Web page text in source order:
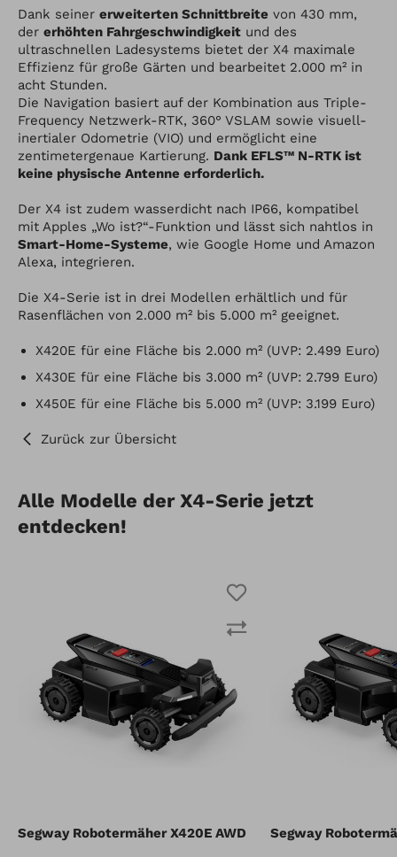
Dank seiner erweiterten Schnittbreite von 430 mm,
der erhöhten Fahrgeschwindigkeit und des
ultraschnellen Ladesystems bietet der X4 maximale
Effizienz für große Gärten und bearbeitet 2.000 m² in
acht Stunden.
Die Navigation basiert auf der Kombination aus Triple-
Frequency Netzwerk-RTK, 360° VSLAM sowie visuell-
inertialer Odometrie (VIO) und ermöglicht eine
zentimetergenaue Kartierung. Dank EFLS™ N-RTK ist
keine physische Antenne erforderlich.
Der X4 ist zudem wasserdicht nach IP66, kompatibel
mit Apples „Wo ist?“-Funktion und lässt sich nahtlos in
Smart-Home-Systeme, wie Google Home und Amazon
Alexa, integrieren.
Die X4-Serie ist in drei Modellen erhältlich und für
Rasenflächen von 2.000 m² bis 5.000 m² geeignet.
X420E für eine Fläche bis 2.000 m² (UVP: 2.499 Euro)
X430E für eine Fläche bis 3.000 m² (UVP: 2.799 Euro)
X450E für eine Fläche bis 5.000 m² (UVP: 3.199 Euro)
Zurück zur Übersicht
Alle Modelle der X4-Serie jetzt
entdecken!
Segway Robotermäher X420E AWD Segway